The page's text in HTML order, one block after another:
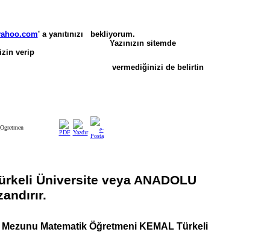
' a yanıtınızı bekliyorum.
sitemde
verip
de belirtin
Matematik Öğretmeni KEMAL Türkeli